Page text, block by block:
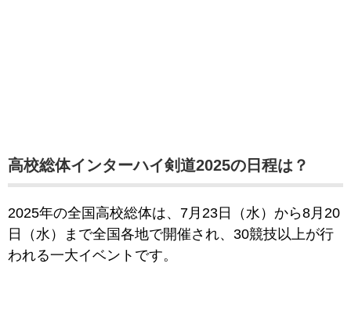
高校総体インターハイ剣道2025の日程は？
2025年の全国高校総体は、7月23日（水）から8月20
日（水）まで全国各地で開催され、30競技以上が行
われる一大イベントです。